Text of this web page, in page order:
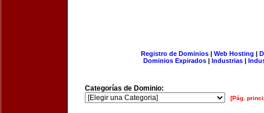
Registro de Dominios| Web Hosting |
Dominios Expirados | Industrias |
Categorías de Dominio:
[Pág.